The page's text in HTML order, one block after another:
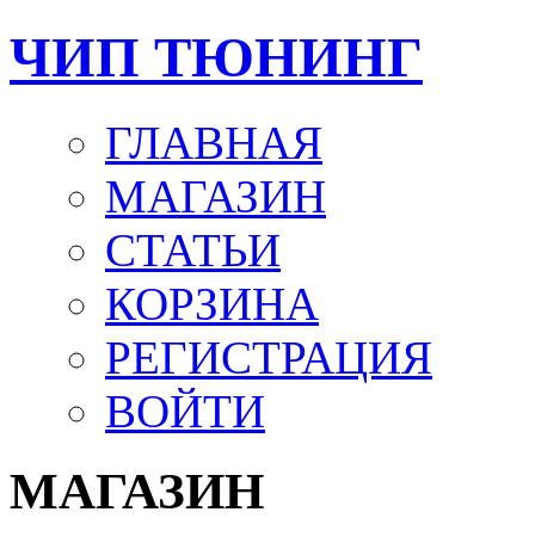
ЧИП ТЮНИНГ
ГЛАВНАЯ
МАГАЗИН
СТАТЬИ
КОРЗИНА
РЕГИСТРАЦИЯ
ВОЙТИ
МАГАЗИН